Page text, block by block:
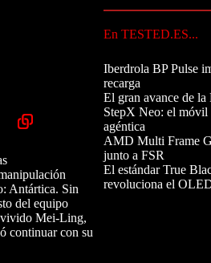
Antártica. Sin
del equipo
Mei-Ling,
continuar con su
En TESTED.ES...
Iberdrola BP Pulse
recarga
El gran avance de
StepX Neo: el móvil
agéntica
AMD Multi Frame
junto a FSR
El estándar True
revoluciona el